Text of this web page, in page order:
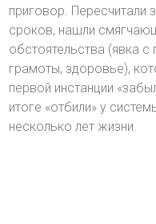
приговор. Пересчитали
сроков, нашли
обстоятельства (явка с
грамоты, здоровье),
первой инстанции
итоге «отбили» у
несколько лет жизни.